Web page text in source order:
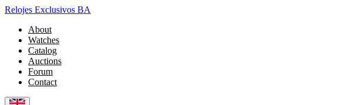
Relojes Exclusivos BA
About
Watches
Catalog
Auctions
Forum
Contact